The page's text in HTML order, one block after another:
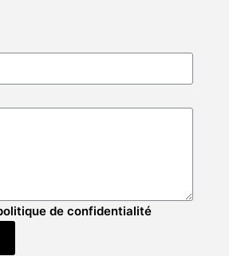
de confidentialité